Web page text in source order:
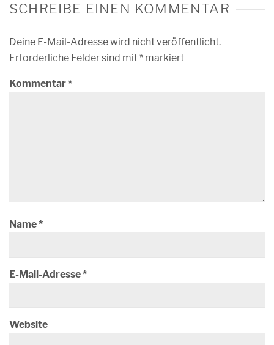
SCHREIBE EINEN KOMMENTAR
Deine E-Mail-Adresse wird nicht veröffentlicht.
Erforderliche Felder sind mit* markiert
Kommentar*
Name*
E-Mail-Adresse*
Website